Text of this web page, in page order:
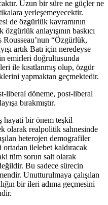
Uzun bir süre ne güçler ne
yerleşemeyecektir.
de özgürlük kavramının
anlayışının baskıcı
Rousseau’nun “Özgürlük,
artık Batı için neredeyse
emirleri doğrultusunda
ile kısıtlanmış olup, özgür
yapmaktan geçmektedir.
liberal döneme, post-liberal
bırakmıştır.
hayati bir önem teşkil
olarak realpolitik sahnesinde
heterojen demografiler
ilelebet kaldıracak
tüm sorun salt olarak
Bu sadece sürecin
Unutturulmaya çalışılan
bir ileri adıma geçmesini